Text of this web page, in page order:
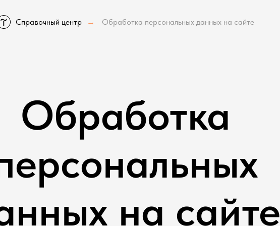
Справочный центр → Обработка персональных данных на сайте
Обработка
на сайте